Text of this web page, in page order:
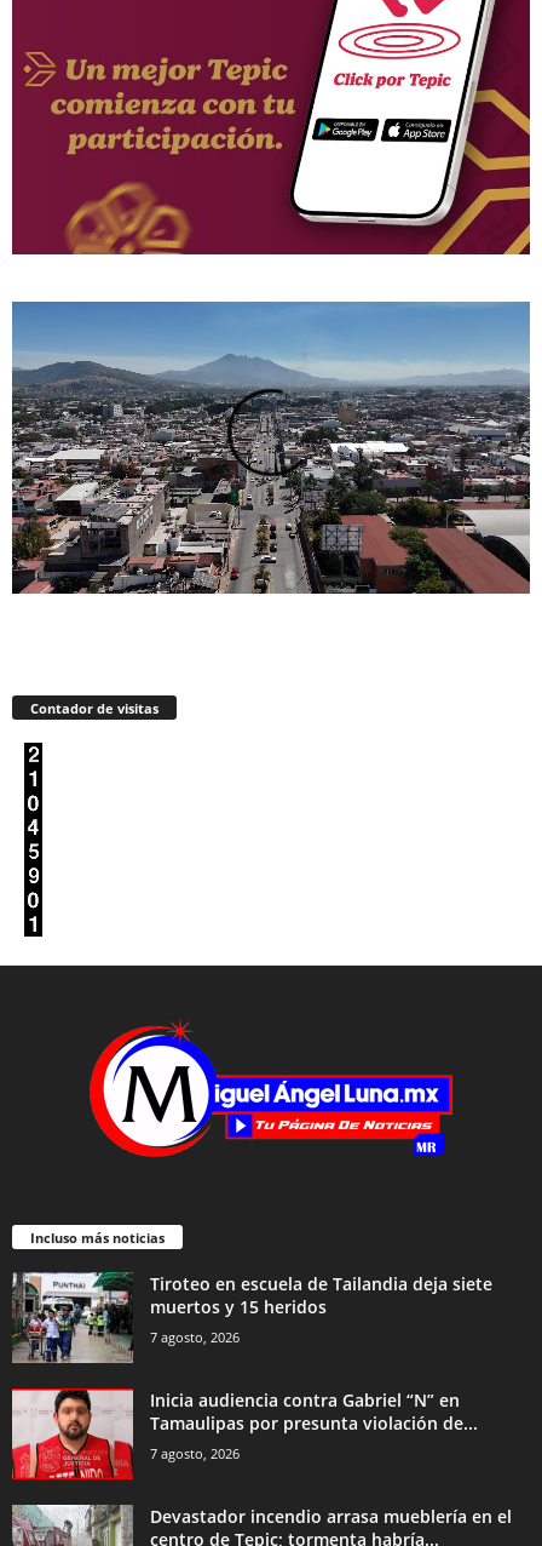
Contador de visitas
Incluso más noticias
Tiroteo en escuela de Tailandia deja siete
muertos y 15 heridos
7 agosto, 2026
Inicia audiencia contra Gabriel “N” en
Tamaulipas por presunta violación de...
7 agosto, 2026
Devastador incendio arrasa mueblería en el
centro de Tepic; tormenta habría...